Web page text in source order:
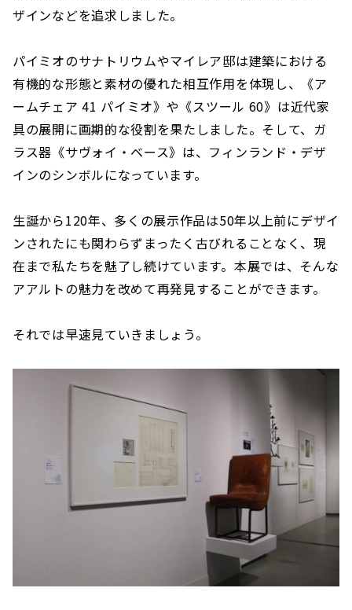
ザインなどを追求しました。
パイミオのサナトリウムやマイレア邸は建築における
有機的な形態と素材の優れた相互作用を体現し、《ア
ームチェア 41 パイミオ》や《スツール 60》は近代家
具の展開に画期的な役割を果たしました。そして、ガ
ラス器《サヴォイ・ベース》は、フィンランド・デザ
インのシンボルになっています。
生誕から120年、多くの展示作品は50年以上前にデザイ
ンされたにも関わらずまったく古びれることなく、現
在まで私たちを魅了し続けています。本展では、そんな
アアルトの魅力を改めて再発見することができます。
それでは早速見ていきましょう。